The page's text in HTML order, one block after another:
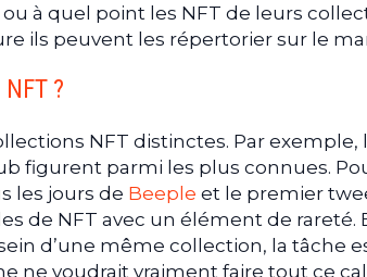
à quel point les NFT de leurs
ils peuvent les répertorier sur le
?
NFT distinctes. Par exemple,
figurent parmi les plus connues.
les jours de Beeple et le premier
de NFT avec un élément de rareté.
d’une même collection, la tâche
ne voudrait vraiment faire tout ce